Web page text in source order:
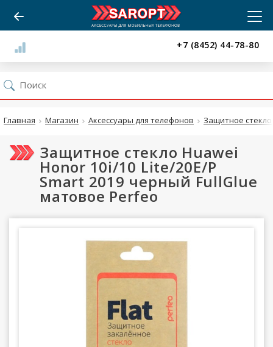
+7 (8452) 44-78-80
Главная Магазин Аксессуары для телефонов Защитное стекло
Защитное стекло Huawei
Honor 10i/10 Lite/20E/P
Smart 2019 черный FullGlue
матовое Perfeo